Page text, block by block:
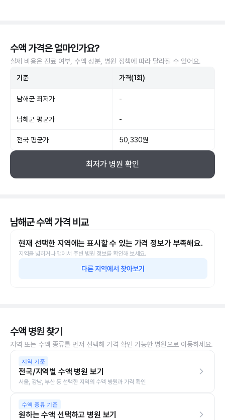
수액 가격은 얼마인가요?
실제 비용은 진료 여부, 수액 성분, 병원 정책에 따라 달라질 수 있어요.
기준 가격(1회)
남해군 최저가 -
남해군 평균가 -
전국 평균가 50,330원
최저가 병원 확인
남해군 수액 가격 비교
현재 선택한 지역에는 표시할 수 있는 가격 정보가 부족해요.
지역을 넓히거나 앱에서 주변 병원 정보를 확인해 보세요.
다른 지역에서 찾아보기
수액 병원 찾기
지역 또는 수액 종류를 먼저 선택해 가격 확인 가능한 병원으로 이동하세요.
지역 기준
전국/지역별 수액 병원 보기
서울, 강남, 부산 등 선택한 지역의 수액 병원과 가격 확인
수액 종류 기준
원하는 수액 선택하고 병원 보기